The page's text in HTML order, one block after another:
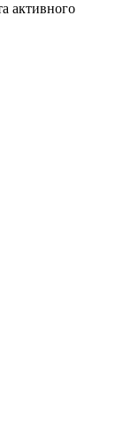
активного